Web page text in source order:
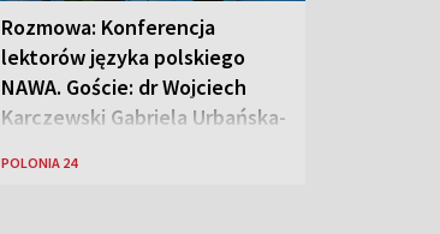
Rozmowa: Konferencja
lektorów języka polskiego
NAWA. Goście: dr Wojciech
Karczewski Gabriela Urbańska-
POLONIA 24